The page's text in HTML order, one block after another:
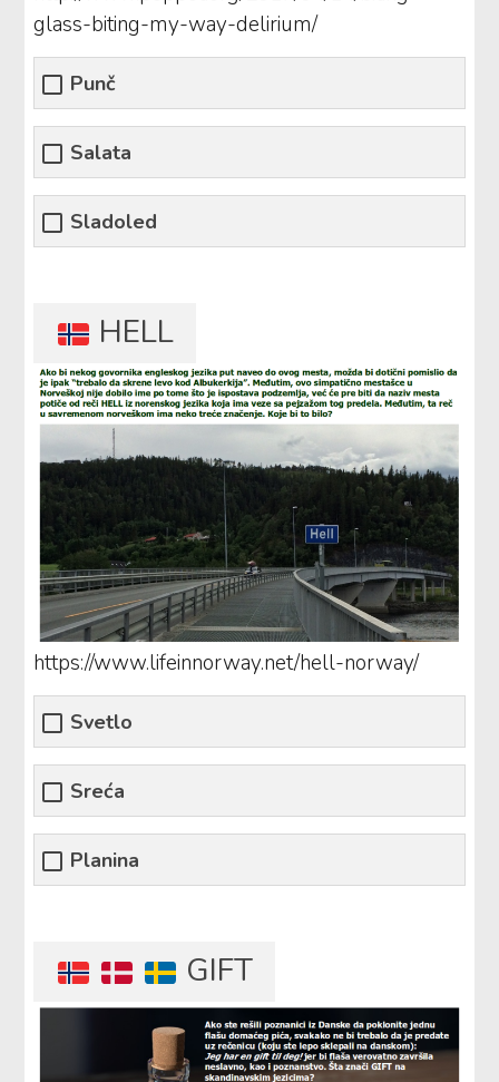
glass-biting-my-way-delirium/
Punč
Salata
Sladoled
HELL
https://www.lifeinnorway.net/hell-norway/
Svetlo
Sreća
Planina
GIFT